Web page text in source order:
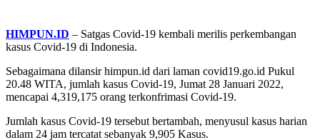
HIMPUN.ID – Satgas Covid-19 kembali merilis perkembangan
kasus Covid-19 di Indonesia.
Sebagaimana dilansir himpun.id dari laman covid19.go.id Pukul
20.48 WITA, jumlah kasus Covid-19, Jumat 28 Januari 2022,
mencapai 4,319,175 orang terkonfrimasi Covid-19.
Jumlah kasus Covid-19 tersebut bertambah, menyusul kasus harian
dalam 24 jam tercatat sebanyak 9,905 Kasus.